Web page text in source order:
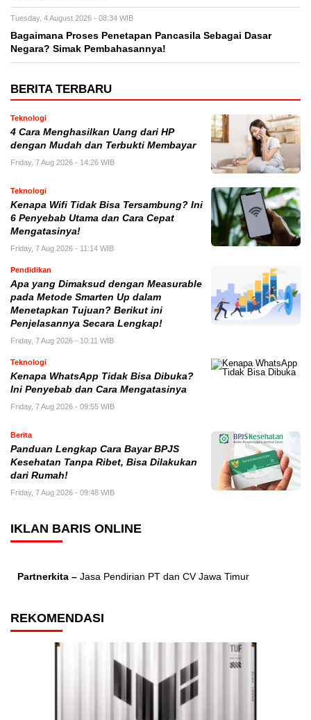
Tuesday, 4 August 2026 - 08:34 WIB
Bagaimana Proses Penetapan Pancasila Sebagai Dasar
Negara? Simak Pembahasannya!
BERITA TERBARU
Teknologi
4 Cara Menghasilkan Uang dari HP
dengan Mudah dan Terbukti Membayar
Friday, 7 Aug 2026 - 14:26 WIB
Teknologi
Kenapa Wifi Tidak Bisa Tersambung? Ini
6 Penyebab Utama dan Cara Cepat
Mengatasinya!
Friday, 7 Aug 2026 - 11:14 WIB
Pendidikan
Apa yang Dimaksud dengan Measurable
pada Metode Smarten Up dalam
Menetapkan Tujuan? Berikut ini
Penjelasannya Secara Lengkap!
Friday, 7 Aug 2026 - 10:11 WIB
Teknologi
Kenapa WhatsApp Tidak Bisa Dibuka?
Ini Penyebab dan Cara Mengatasinya
Friday, 7 Aug 2026 - 09:55 WIB
Berita
Panduan Lengkap Cara Bayar BPJS
Kesehatan Tanpa Ribet, Bisa Dilakukan
dari Rumah!
Friday, 7 Aug 2026 - 09:48 WIB
IKLAN BARIS ONLINE
Partnerkita – Jasa Pendirian PT dan CV Jawa Timur
REKOMENDASI